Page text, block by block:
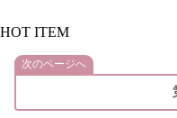
HOT ITEM
次のページへ